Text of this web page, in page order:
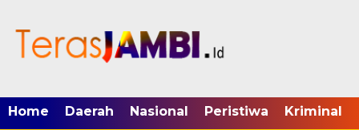
Home Daerah Nasional Peristiwa Kriminal